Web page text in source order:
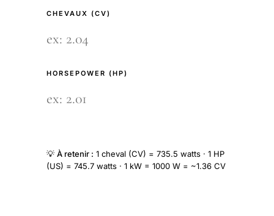
CHEVAUX (CV)
HORSEPOWER (HP)
💡 À retenir : 1 cheval (CV) = 735.5 watts · 1 HP
(US) = 745.7 watts · 1 kW = 1000 W = ~1.36 CV